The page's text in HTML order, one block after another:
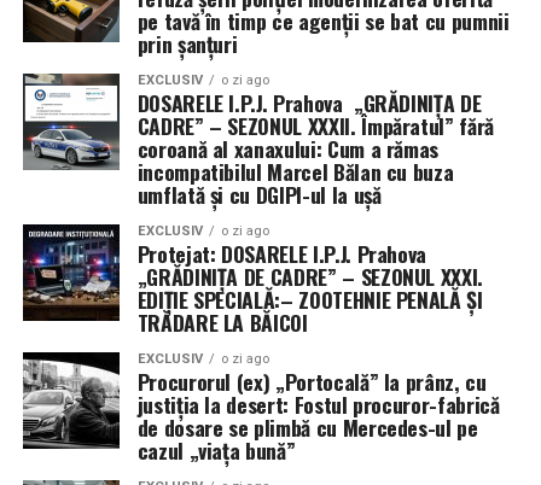
alocate pentru o zonă
transfrontalieră mai sigură
Succesul acestui workshop se datorează colaborării
între Inspectoratul General al Poliției de Frontieră
(IGPF), în calitate de lider de proiect, și partenerii săi:
Centrul de Educație și Instruire al Poliției din Szeged
(ROKK), Școala de Pregătire a Agenților Poliției de
Frontieră „Avram Iancu” Oradea și Inspectoratul de
Poliție Județean Bihor.
Proiectul SAFE dispune de un buget total de 4,375,000
euro, dintre care peste 2,8 milioane de euro reprezintă
finanțare nerambursabilă din Fondul European de
Dezvoltare Regională (FEDR). Cu o durată de
implementare de 36 de luni, programul început în
decembrie 2024 va continua să livreze soluții de
pe tavă în timp ce agenții se bat cu pumnii
prin șanțuri
EXCLUSIV o zi ago
DOSARELE I.P.J. Prahova „GRĂDINIȚA DE
CADRE” – SEZONUL XXXII. Împăratul” fără
coroană al xanaxului: Cum a rămas
incompatibilul Marcel Bălan cu buza
umflată și cu DGIPI-ul la ușă
EXCLUSIV o zi ago
Protejat: DOSARELE I.P.J. Prahova
„GRĂDINIȚA DE CADRE” – SEZONUL XXXI.
EDIȚIE SPECIALĂ:– ZOOTEHNIE PENALĂ ȘI
TRĂDARE LA BĂICOI
EXCLUSIV o zi ago
Procurorul (ex) „Portocală” la prânz, cu
justiția la desert: Fostul procuror-fabrică
de dosare se plimbă cu Mercedes-ul pe
cazul „viața bună”